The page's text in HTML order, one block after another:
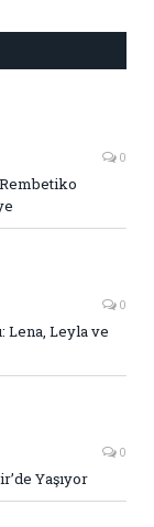
0
0
Lena, Leyla ve
0
Yaşıyor